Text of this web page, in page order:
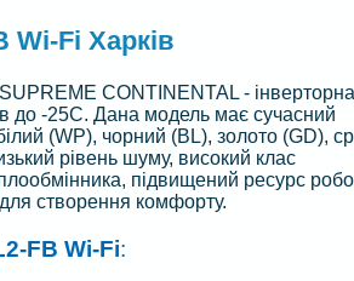
Wi-Fi Харків
SUPREME CONTINENTAL - інверторна
до -25С. Дана модель має сучасний
(WP), чорний (BL), золото (GD),
рівень шуму, високий клас
підвищений ресурс
для створення комфорту.
FB Wi-Fi: